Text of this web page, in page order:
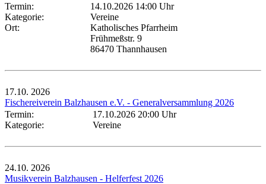
Termin:
14.10.2026 14:00 Uhr
Kategorie:
Vereine
Ort:
Katholisches Pfarrheim
Frühmeßstr. 9
86470 Thannhausen
17.10. 2026
Fischereiverein Balzhausen e.V. - Generalversammlung 2026
Termin:
17.10.2026 20:00 Uhr
Kategorie:
Vereine
24.10. 2026
Musikverein Balzhausen - Helferfest 2026